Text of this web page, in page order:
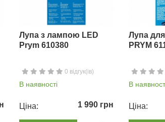
Лупа з лампою LED
Prym 610380
0 відгук(ів)
В наявності
Ціна: 1 990 грн
Лупа
PRYM
В
Ціна: